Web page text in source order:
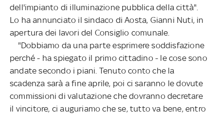
dell'impianto di illuminazione pubblica della città".
Lo ha annunciato il sindaco di Aosta, Gianni Nuti, in
apertura dei lavori del Consiglio comunale.
"Dobbiamo da una parte esprimere soddisfazione
perché - ha spiegato il primo cittadino - le cose sono
andate secondo i piani. Tenuto conto che la
scadenza sarà a fine aprile, poi ci saranno le dovute
commissioni di valutazione che dovranno decretare
il vincitore, ci auguriamo che se, tutto va bene, entro